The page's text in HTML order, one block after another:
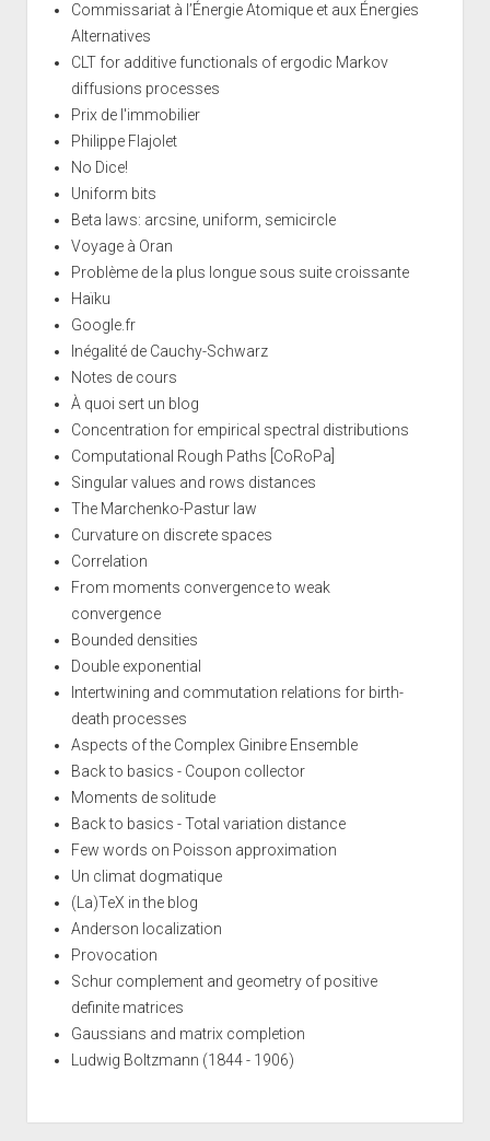
Commissariat à l’Énergie Atomique et aux Énergies
Alternatives
CLT for additive functionals of ergodic Markov
diffusions processes
Prix de l'immobilier
Philippe Flajolet
No Dice!
Uniform bits
Beta laws: arcsine, uniform, semicircle
Voyage à Oran
Problème de la plus longue sous suite croissante
Haïku
Google.fr
Inégalité de Cauchy-Schwarz
Notes de cours
À quoi sert un blog
Concentration for empirical spectral distributions
Computational Rough Paths [CoRoPa]
Singular values and rows distances
The Marchenko-Pastur law
Curvature on discrete spaces
Correlation
From moments convergence to weak
convergence
Bounded densities
Double exponential
Intertwining and commutation relations for birth-
death processes
Aspects of the Complex Ginibre Ensemble
Back to basics - Coupon collector
Moments de solitude
Back to basics - Total variation distance
Few words on Poisson approximation
Un climat dogmatique
(La)TeX in the blog
Anderson localization
Provocation
Schur complement and geometry of positive
definite matrices
Gaussians and matrix completion
Ludwig Boltzmann (1844 - 1906)